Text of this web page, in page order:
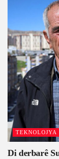
TEKNOLOJYA
Di derbarê